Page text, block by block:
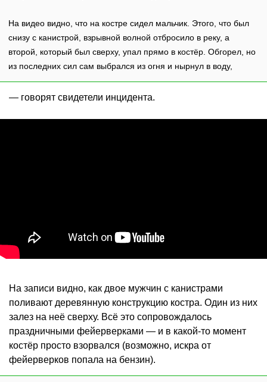
На видео видно, что на костре сидел мальчик. Этого, что был
снизу с канистрой, взрывной волной отбросило в реку, а
второй, который был сверху, упал прямо в костёр. Обгорел, но
из последних сил сам выбрался из огня и нырнул в воду,
— говорят свидетели инцидента.
На записи видно, как двое мужчин с канистрами
поливают деревянную конструкцию костра. Один из них
залез на неё сверху. Всё это сопровождалось
праздничными фейерверками — и в какой-то момент
костёр просто взорвался (возможно, искра от
фейерверков попала на бензин).